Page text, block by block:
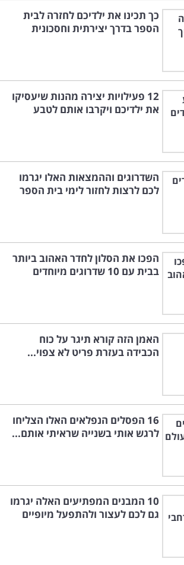
כך תכינו את ילדיכם לחזרה לבית
הספר בדרך יצירתית וחסכונית
12 פעילויות יצירה מהנות שיעסיקו
את ילדיכם ויקרבו אותם לטבע
השדרוגים וההמצאות האלו יגרמו
לכם לרצות לחזור לימי בית הספר
הפכו את הסלון לחדר האהוב ביותר
בבית עם 10 שדרוגים מיוחדים
האמן הזה קורא תיגר על כוח
הכבידה בעזרת פריט לא צפוי...
16 הפסלים הנפלאים האלו הצליחו
לרגש אותי בשנייה שראיתי אותם...
10 המבנים המפתיעים האלה יגרמו
גם לכם לעצור ולהתפעל מיופיים